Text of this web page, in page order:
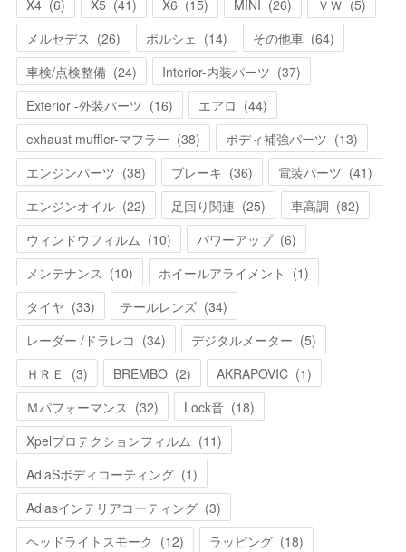
X4 (6) X5 (41) X6 (15) MINI (26) ＶＷ (5)
メルセデス (26) ポルシェ (14) その他車 (64)
車検/点検整備 (24) Interior-内装パーツ (37)
Exterior -外装パーツ (16) エアロ (44)
exhaust muffler-マフラー (38) ボディ補強パーツ (13)
エンジンパーツ (38) ブレーキ (36) 電装パーツ (41)
エンジンオイル (22) 足回り関連 (25) 車高調 (82)
ウィンドウフィルム (10) パワーアップ (6)
メンテナンス (10) ホイールアライメント (1)
タイヤ (33) テールレンズ (34)
レーダー /ドラレコ (34) デジタルメーター (5)
ＨＲＥ
(3) BREMBO (2) AKRAPOVIC (1)
Ｍパフォーマンス (32) Lock音 (18)
Xpelプロテクションフィルム (11)
AdlaSボディコーティング (1)
Adlasインテリアコーティング (3)
ヘッドライトスモーク (12) ラッピング (18)